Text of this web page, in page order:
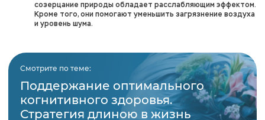
созерцание природы обладает расслабляющим эффектом.
Кроме того, они помогают уменьшить загрязнение воздуха
и уровень шума.
Смотрите по теме:
Поддержание оптимального
когнитивного здоровья.
Стратегия длиною в жизнь